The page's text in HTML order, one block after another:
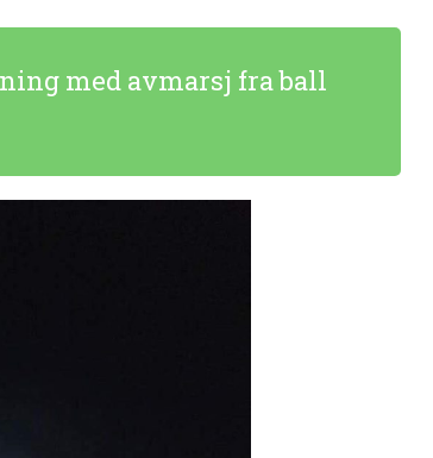
med avmarsj fra ball